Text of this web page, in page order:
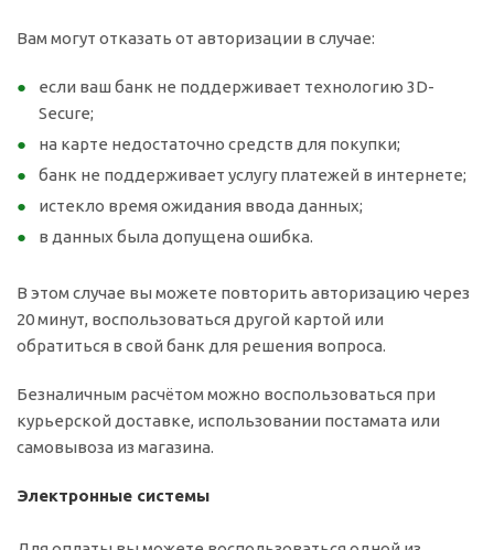
Вам могут отказать от авторизации в случае:
если ваш банк не поддерживает технологию 3D-
Secure;
на карте недостаточно средств для покупки;
банк не поддерживает услугу платежей в интернете;
истекло время ожидания ввода данных;
в данных была допущена ошибка.
В этом случае вы можете повторить авторизацию через
20 минут, воспользоваться другой картой или
обратиться в свой банк для решения вопроса.
Безналичным расчётом можно воспользоваться при
курьерской доставке, использовании постамата или
самовывоза из магазина.
Электронные системы